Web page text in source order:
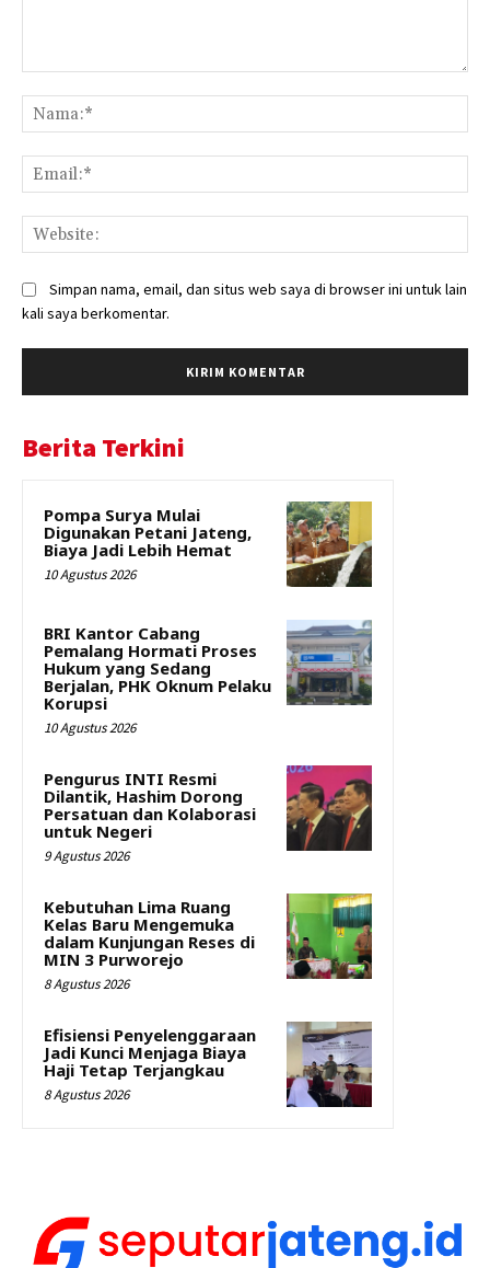
Simpan nama, email, dan situs web saya di browser ini untuk lain
kali saya berkomentar.
Berita Terkini
Pompa Surya Mulai
Digunakan Petani Jateng,
Biaya Jadi Lebih Hemat
10 Agustus 2026
BRI Kantor Cabang
Pemalang Hormati Proses
Hukum yang Sedang
Berjalan, PHK Oknum Pelaku
Korupsi
10 Agustus 2026
Pengurus INTI Resmi
Dilantik, Hashim Dorong
Persatuan dan Kolaborasi
untuk Negeri
9 Agustus 2026
Kebutuhan Lima Ruang
Kelas Baru Mengemuka
dalam Kunjungan Reses di
MIN 3 Purworejo
8 Agustus 2026
Efisiensi Penyelenggaraan
Jadi Kunci Menjaga Biaya
Haji Tetap Terjangkau
8 Agustus 2026